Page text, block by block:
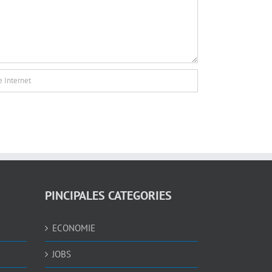
PINCIPALES CATEGORIES
ECONOMIE
JOBS